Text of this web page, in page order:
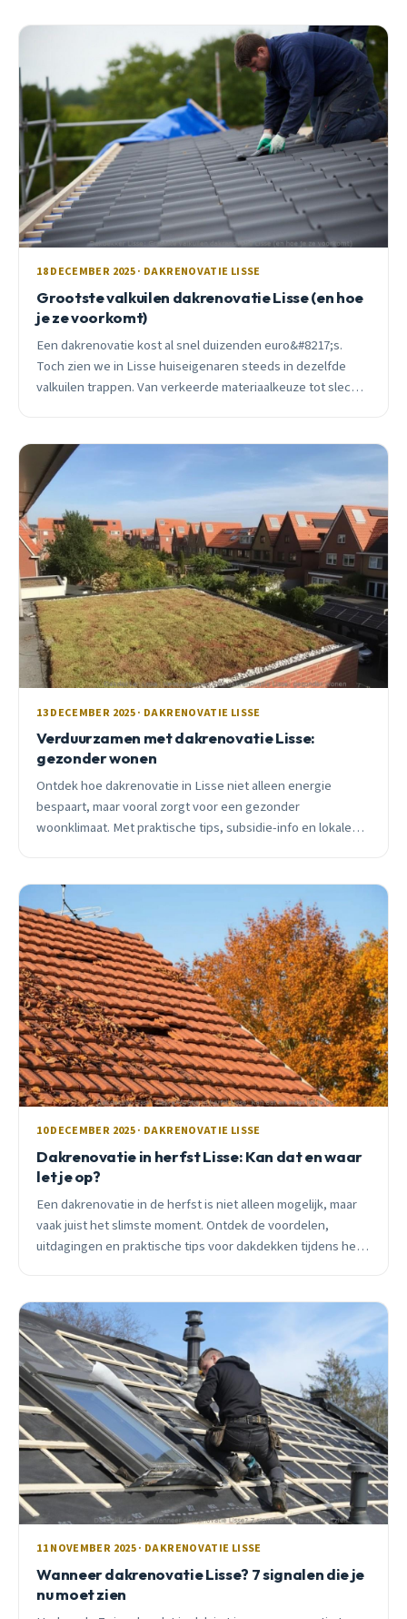
18 DECEMBER 2025 · DAKRENOVATIE LISSE
Grootste valkuilen dakrenovatie Lisse (en hoe
je ze voorkomt)
Een dakrenovatie kost al snel duizenden euro&#8217;s.
Toch zien we in Lisse huiseigenaren steeds in dezelfde
valkuilen trappen. Van verkeerde materiaalkeuze tot slechte
13 DECEMBER 2025 · DAKRENOVATIE LISSE
Verduurzamen met dakrenovatie Lisse:
gezonder wonen
Ontdek hoe dakrenovatie in Lisse niet alleen energie
bespaart, maar vooral zorgt voor een gezonder
woonklimaat. Met praktische tips, subsidie-info en lokale
10 DECEMBER 2025 · DAKRENOVATIE LISSE
Dakrenovatie in herfst Lisse: Kan dat en waar
let je op?
Een dakrenovatie in de herfst is niet alleen mogelijk, maar
vaak juist het slimste moment. Ontdek de voordelen,
uitdagingen en praktische tips voor dakdekken tijdens het
11 NOVEMBER 2025 · DAKRENOVATIE LISSE
Wanneer dakrenovatie Lisse? 7 signalen die je
nu moet zien